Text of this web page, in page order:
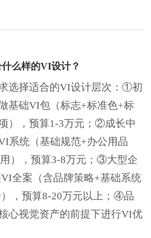
么样的VI设计？
选择适合的VI设计层次：①初
础VI包（标志+标准色+标
），预算1-3万元；②成长中
统（基础规范+办公用品
），预算3-8万元；③大型企
全案（含品牌策略+基础系统
，预算8-20万元以上；④品
视觉资产的前提下进行VI优